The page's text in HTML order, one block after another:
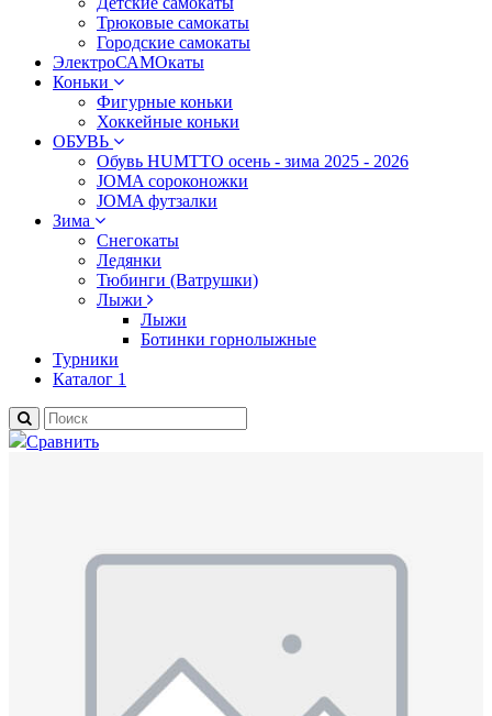
Трюковые самокаты
Городские самокаты
ЭлектроСАМОкаты
Коньки
Фигурные коньки
Хоккейные коньки
ОБУВЬ
Обувь HUMTTO осень - зима 2025 - 2026
JOMA сороконожки
JOMA футзалки
Зима
Снегокаты
Ледянки
Тюбинги (Ватрушки)
Лыжи
Лыжи
Ботинки горнолыжные
Турники
Каталог 1
Сравнить